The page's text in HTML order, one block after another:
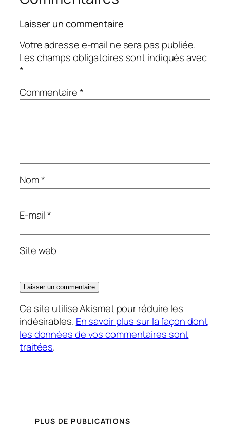
Laisser un commentaire
Votre adresse e-mail ne sera pas publiée.
Les champs obligatoires sont indiqués avec
*
Commentaire*
Nom*
E-mail*
Site web
Ce site utilise Akismet pour réduire les
indésirables. En savoir plus sur la façon dont
les données de vos commentaires sont
traitées.
PLUS DE PUBLICATIONS